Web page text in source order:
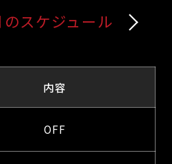
スケジュール
内容
OFF